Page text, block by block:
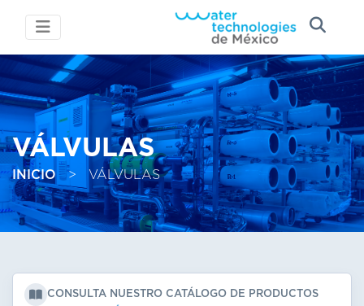
VÁLVULAS
INICIO > VÁLVULAS
CONSULTA NUESTRO CATÁLOGO DE PRODUCTOS